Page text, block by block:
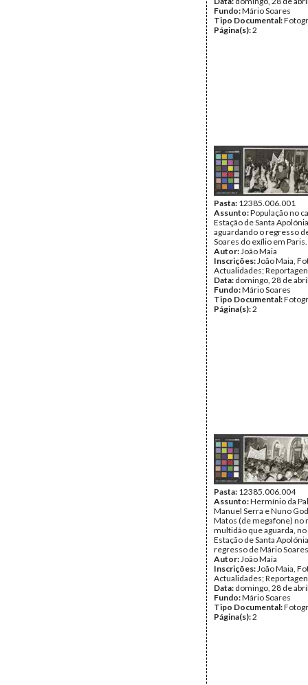
Fundo:Mário Soares
Tipo Documental:
Página(s):2
Pasta: 12385.006.001
Assunto:População no
Estação de Santa Apolónia
aguardando o regresso
Soares do exílio em Paris.
Autor:João Maia
Inscrições:João Maia,
Actualidades;
Data: domingo, 28 de
Fundo:Mário Soares
Tipo Documental:
Página(s):2
Pasta: 12385.006.004
Assunto:Hermínio da
Manuel Serra e Nuno
Matos (de megafone) no
multidão que aguarda, no
Estação de Santa
regresso de Mário
Autor:João Maia
Inscrições:João Maia,
Actualidades;
Data: domingo, 28 de
Fundo:Mário Soares
Tipo Documental:
Página(s):2